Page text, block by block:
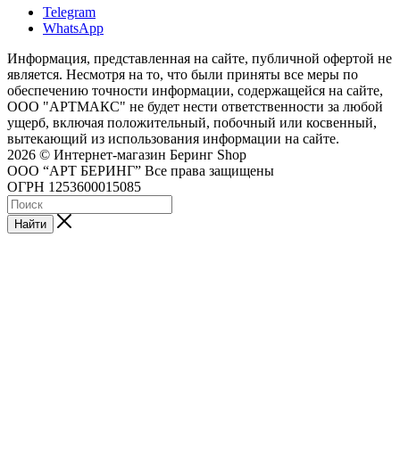
Telegram
WhatsApp
Информация, представленная на сайте, публичной офертой не
является. Несмотря на то, что были приняты все меры по
обеспечению точности информации, содержащейся на сайте,
ООО "АРТМАКС" не будет нести ответственности за любой
ущерб, включая положительный, побочный или косвенный,
вытекающий из использования информации на сайте.
2026 © Интернет-магазин Беринг Shop
ООО “АРТ БЕРИНГ” Все права защищены
ОГРН 1253600015085
Найти